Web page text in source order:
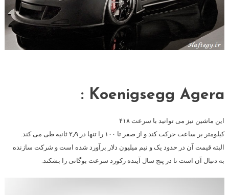
Koenigsegg Agera :
این ماشین نیز می توانید با سرعت ۴۱۸
کیلومتر بر ساعت حرکت کند و از صفر تا ۱۰۰ را تنها در ۲٫۹ ثانیه طی می کند.
البته قیمت آن در حدود یک و نیم میلیون دلار برآورد شده است و شرکت سازنده
به دنبال آن است تا در پنج سال آینده رکورد سرعت بوگاتی را بشکند.